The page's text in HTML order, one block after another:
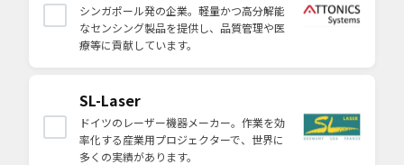
シンガポール発の企業。軽量かつ高分解能
なセンシング製品を提供し、品質管理や医
療等に貢献しています。
SL-Laser
ドイツのレーザー機器メーカー。作業を効
率化する産業用プロジェクターで、世界に
多くの実績があります。